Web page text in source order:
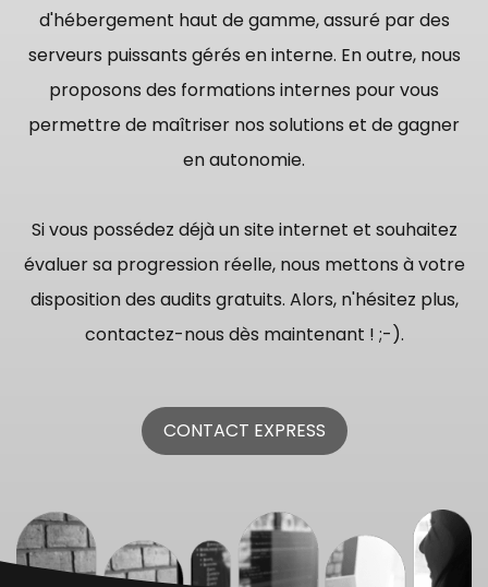
d'hébergement haut de gamme, assuré par des
serveurs puissants gérés en interne. En outre, nous
proposons des formations internes pour vous
permettre de maîtriser nos solutions et de gagner
en autonomie.
Si vous possédez déjà un site internet et souhaitez
évaluer sa progression réelle, nous mettons à votre
disposition des audits gratuits. Alors, n'hésitez plus,
contactez-nous dès maintenant ! ;-).
CONTACT EXPRESS